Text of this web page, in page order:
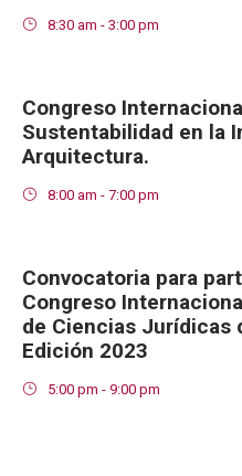
8:30 am - 3:00 pm
Congreso
Sustentabilidad en la
Arquitectura.
8:00 am - 7:00 pm
Convocatoria para
Congreso
de Ciencias Jurídicas
Edición 2023
5:00 pm - 9:00 pm